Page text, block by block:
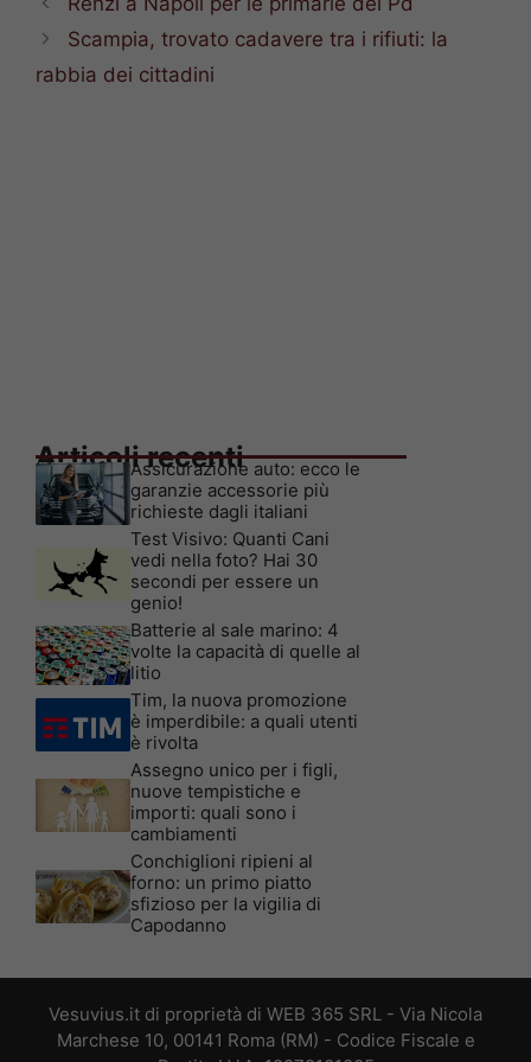
Scampia, trovato cadavere tra i rifiuti: la
rabbia dei cittadini
Articoli recenti
Assicurazione auto: ecco le
garanzie accessorie più
richieste dagli italiani
Test Visivo: Quanti Cani
vedi nella foto? Hai 30
secondi per essere un
genio!
Batterie al sale marino: 4
volte la capacità di quelle al
litio
Tim, la nuova promozione
è imperdibile: a quali utenti
è rivolta
Assegno unico per i figli,
nuove tempistiche e
importi: quali sono i
cambiamenti
Conchiglioni ripieni al
forno: un primo piatto
sfizioso per la vigilia di
Capodanno
Vesuvius.it di proprietà di WEB 365 SRL - Via Nicola
Marchese 10, 00141 Roma (RM) - Codice Fiscale e